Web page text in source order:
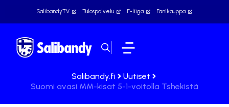
SalibandyTV Tulospalvelu F-liiga Fanikauppa
Salibandy.fi
Uutiset
Suomi avasi MM-kisat 5-1-voitolla Tshekistä